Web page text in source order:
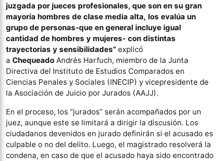
juzgada por jueces profesionales, que son en su gran
mayoría hombres de clase media alta, los evalúa un
grupo de personas-que en general incluye igual
cantidad de hombres y mujeres- con distintas
trayectorias y sensibilidades” explicó
a Chequeado Andrés Harfuch, miembro de la Junta
Directiva del Instituto de Estudios Comparados en
Ciencias Penales y Sociales (INECIP) y vicepresidente de
la Asociación de Juicio por Jurados (AAJJ).
En el proceso, los “jurados” serán acompañados por un
juez, aunque este se limitará a dirigir la discusión. Los
ciudadanos devenidos en jurado definirán si el acusado es
culpable o no del delito. Luego, el magistrado resolverá la
condena, en caso de que el acusado haya sido encontrado